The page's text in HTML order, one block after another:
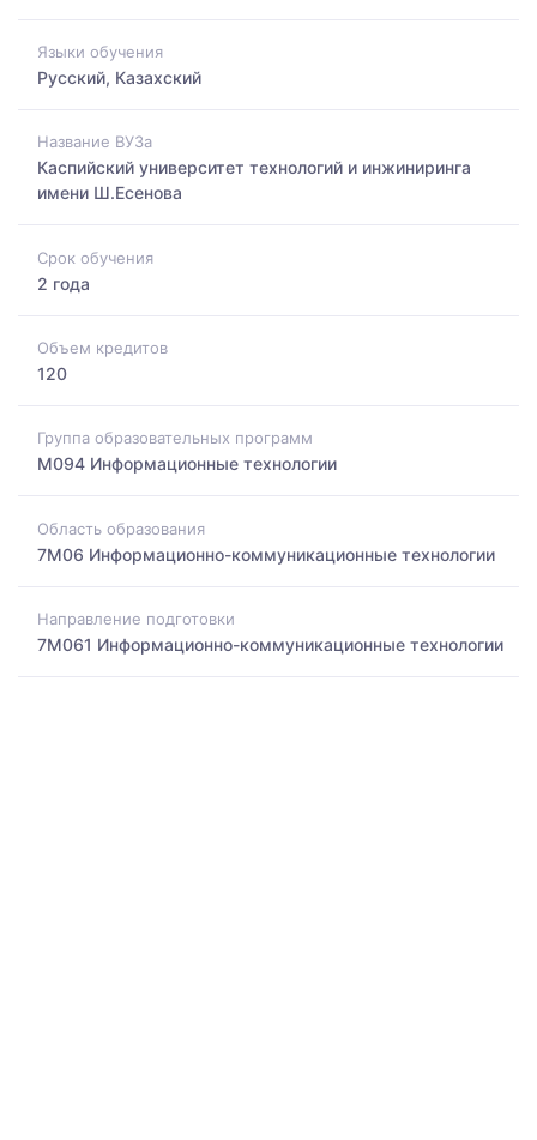
Языки обучения
Русский, Казахский
Название ВУЗа
Каспийский университет технологий и инжиниринга
имени Ш.Есенова
Срок обучения
2 года
Объем кредитов
120
Группа образовательных программ
M094 Информационные технологии
Область образования
7M06 Информационно-коммуникационные технологии
Направление подготовки
7M061 Информационно-коммуникационные технологии